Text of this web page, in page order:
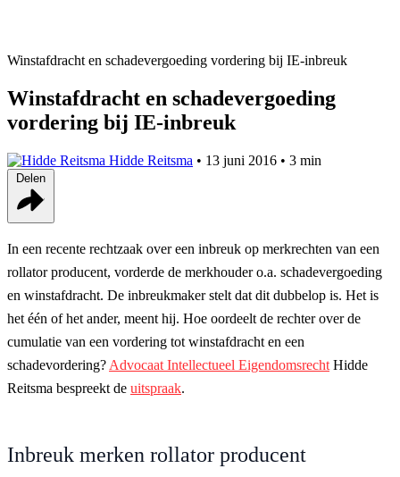
Winstafdracht en schadevergoeding vordering bij IE-inbreuk
Winstafdracht en schadevergoeding
vordering bij IE-inbreuk
Hidde Reitsma • 13 juni 2016 • 3 min
In een recente rechtzaak over een inbreuk op merkrechten van een
rollator producent, vorderde de merkhouder o.a. schadevergoeding
en winstafdracht. De inbreukmaker stelt dat dit dubbelop is. Het is
het één of het ander, meent hij. Hoe oordeelt de rechter over de
cumulatie van een vordering tot winstafdracht en een
schadevordering? Advocaat Intellectueel Eigendomsrecht Hidde
Reitsma bespreekt de uitspraak.
Inbreuk merken rollator producent